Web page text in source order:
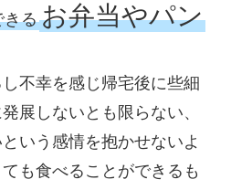
きる お弁当やパン
不幸を感じ帰宅後に些細
展しないとも限らない、
いう感情を抱かせないよ
も食べることができるも